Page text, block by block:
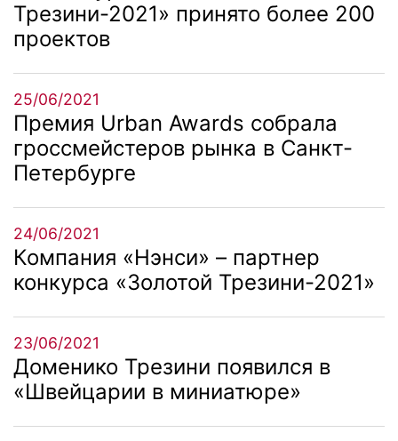
Трезини-2021» принято более 200
проектов
25/06/2021
Премия Urban Awards собрала
гроссмейстеров рынка в Санкт-
Петербурге
24/06/2021
Компания «Нэнси» – партнер
конкурса «Золотой Трезини-2021»
23/06/2021
Доменико Трезини появился в
«Швейцарии в миниатюре»